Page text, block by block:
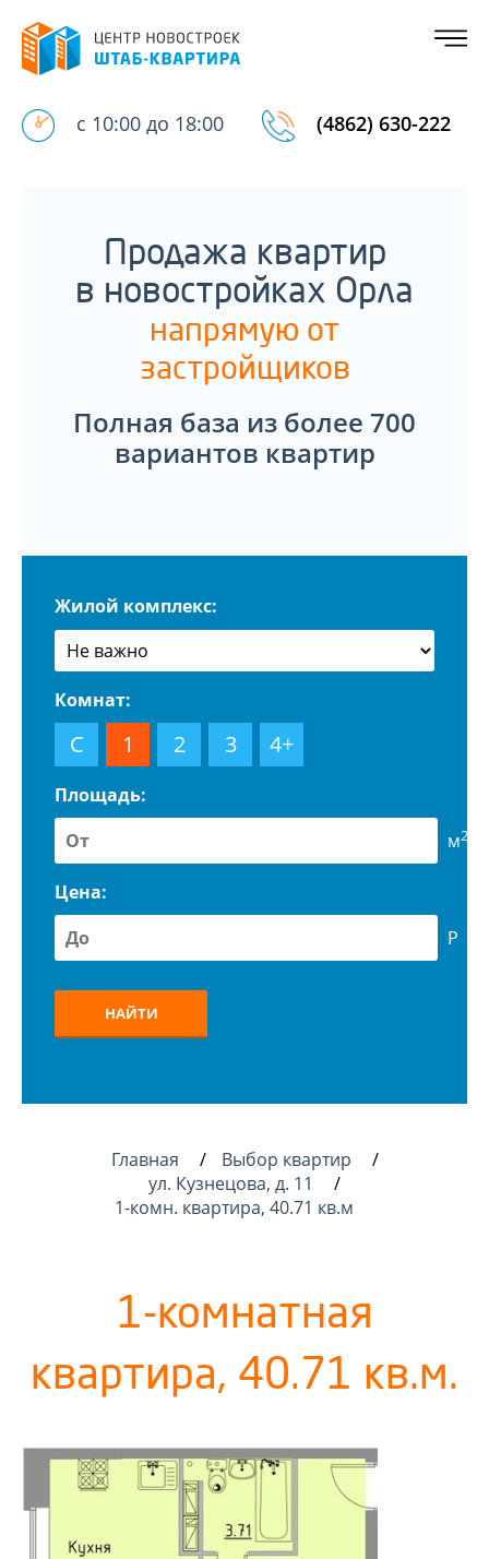
с 10:00 до 18:00 (4862) 630-222
Продажа квартир
в новостройках Орла
напрямую от
застройщиков
Полная база из более 700
вариантов квартир
Жилой комплекс:
Комнат:
С 1 2 3 4+
Площадь:
м2
Цена:
Р
НАЙТИ
Главная
Выбор квартир
ул. Кузнецова, д. 11
1-комн. квартира, 40.71 кв.м
1-комнатная
квартира, 40.71 кв.м.